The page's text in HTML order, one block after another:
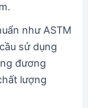
như ASTM
sử dụng
đương
lượng